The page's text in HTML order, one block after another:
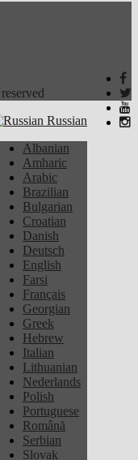
Russian
Albanian
Amharic
Arabic
Brazilian
Bulgarian
Croatian
Danish
Deutsch
English
Farsi
Français
Georgian
Greek
Hebrew
Italian
Lithuanian
Nederlands
Polish
Portuguese
Română
Serbian
Slovak